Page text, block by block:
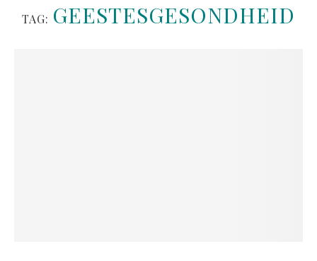
TAG: GEESTESGESONDHEID